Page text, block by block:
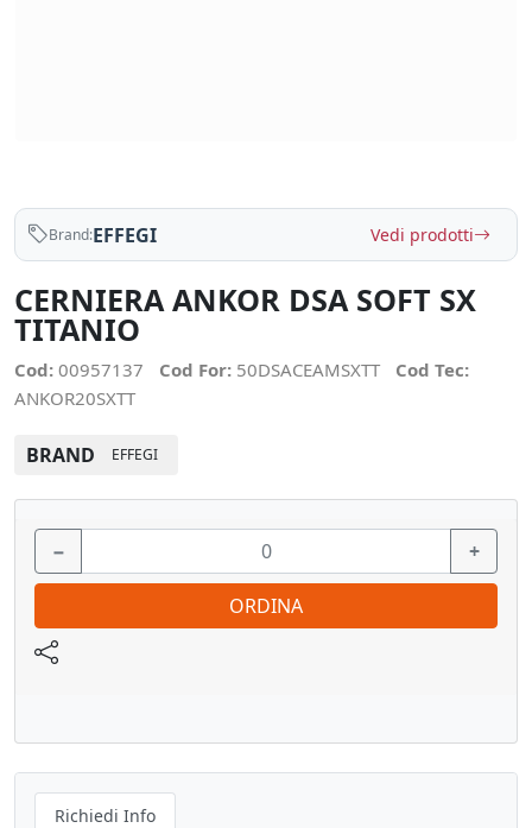
Brand:EFFEGI Vedi prodotti
CERNIERA ANKOR DSA SOFT SX
TITANIO
Cod: 00957137 Cod For: 50DSACEAMSXTT
Cod Tec:
ANKOR20SXTT
BRAND EFFEGI
− +
ORDINA
Richiedi Info